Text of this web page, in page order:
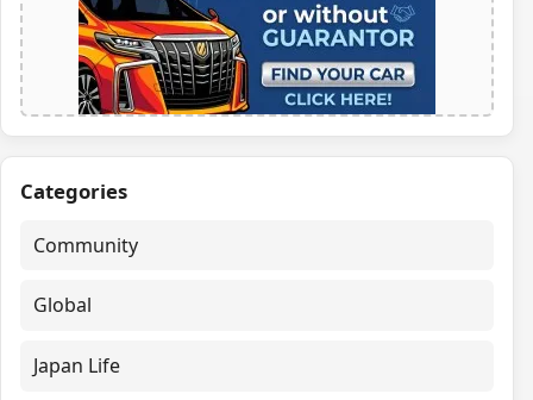
Categories
Community
Global
Japan Life